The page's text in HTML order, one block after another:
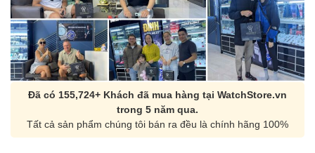
Đã có 155,724+ Khách đã mua hàng tại WatchStore.vn
trong 5 năm qua.
Tất cả sản phẩm chúng tôi bán ra đều là chính hãng 100%